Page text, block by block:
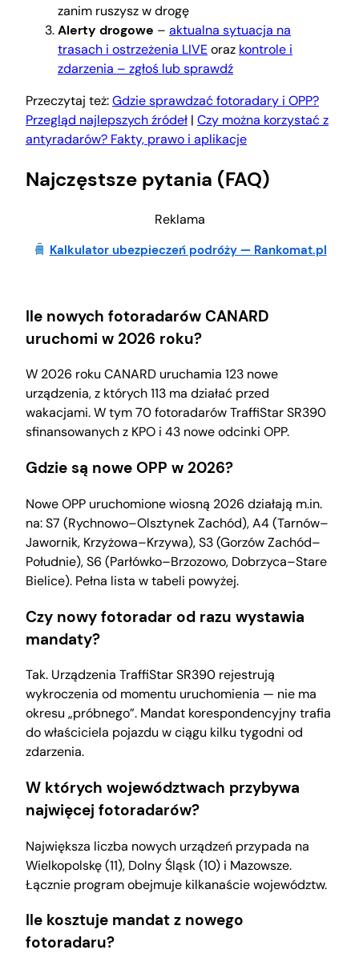
zanim ruszysz w drogę
Alerty drogowe – aktualna sytuacja na
trasach i ostrzeżenia LIVEoraz kontrole i
zdarzenia – zgłoś lub sprawdź
Przeczytaj też:Gdzie sprawdzać fotoradary i OPP?
Przegląd najlepszych źródeł | Czy można korzystać z
antyradarów? Fakty, prawo i aplikacje
Najczęstsze pytania (FAQ)
Reklama
Kalkulator ubezpieczeń podróży — Rankomat.pl
Ile nowych fotoradarów CANARD
uruchomi w 2026 roku?
W 2026 roku CANARD uruchamia 123 nowe
urządzenia, z których 113 ma działać przed
wakacjami. W tym 70 fotoradarów TraffiStar SR390
sfinansowanych z KPO i 43 nowe odcinki OPP.
Gdzie są nowe OPP w 2026?
Nowe OPP uruchomione wiosną 2026 działają m.in.
na: S7 (Rychnowo–Olsztynek Zachód), A4 (Tarnów–
Jawornik, Krzyżowa–Krzywa), S3 (Gorzów Zachód–
Południe), S6 (Parłówko–Brzozowo, Dobrzyca–Stare
Bielice). Pełna lista w tabeli powyżej.
Czy nowy fotoradar od razu wystawia
mandaty?
Tak. Urządzenia TraffiStar SR390 rejestrują
wykroczenia od momentu uruchomienia — nie ma
okresu „próbnego”. Mandat korespondencyjny trafia
do właściciela pojazdu w ciągu kilku tygodni od
zdarzenia.
W których województwach przybywa
najwięcej fotoradarów?
Największa liczba nowych urządzeń przypada na
Wielkopolskę (11), Dolny Śląsk (10) i Mazowsze.
Łącznie program obejmuje kilkanaście województw.
Ile kosztuje mandat z nowego
fotoradaru?